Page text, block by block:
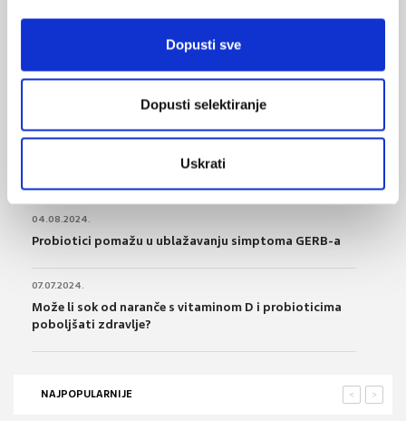
Dopusti sve
Dopusti selektiranje
Uskrati
Priručnik za dijagnostiku, terapiju i praćenje
16.11.2024.
Psihobiotici za popravak raspoloženja i duševnog
04.08.2024.
Probiotici pomažu u ublažavanju simptoma GERB-a
07.07.2024.
Može li sok od naranče s vitaminom D i probioticima
poboljšati zdravlje?
NAJPOPULARNIJE >
<